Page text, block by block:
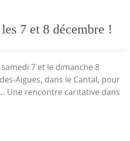
7 et 8 décembre !
7 et le dimanche 8
Aigues, dans le Cantal, pour
Une rencontre caritative dans